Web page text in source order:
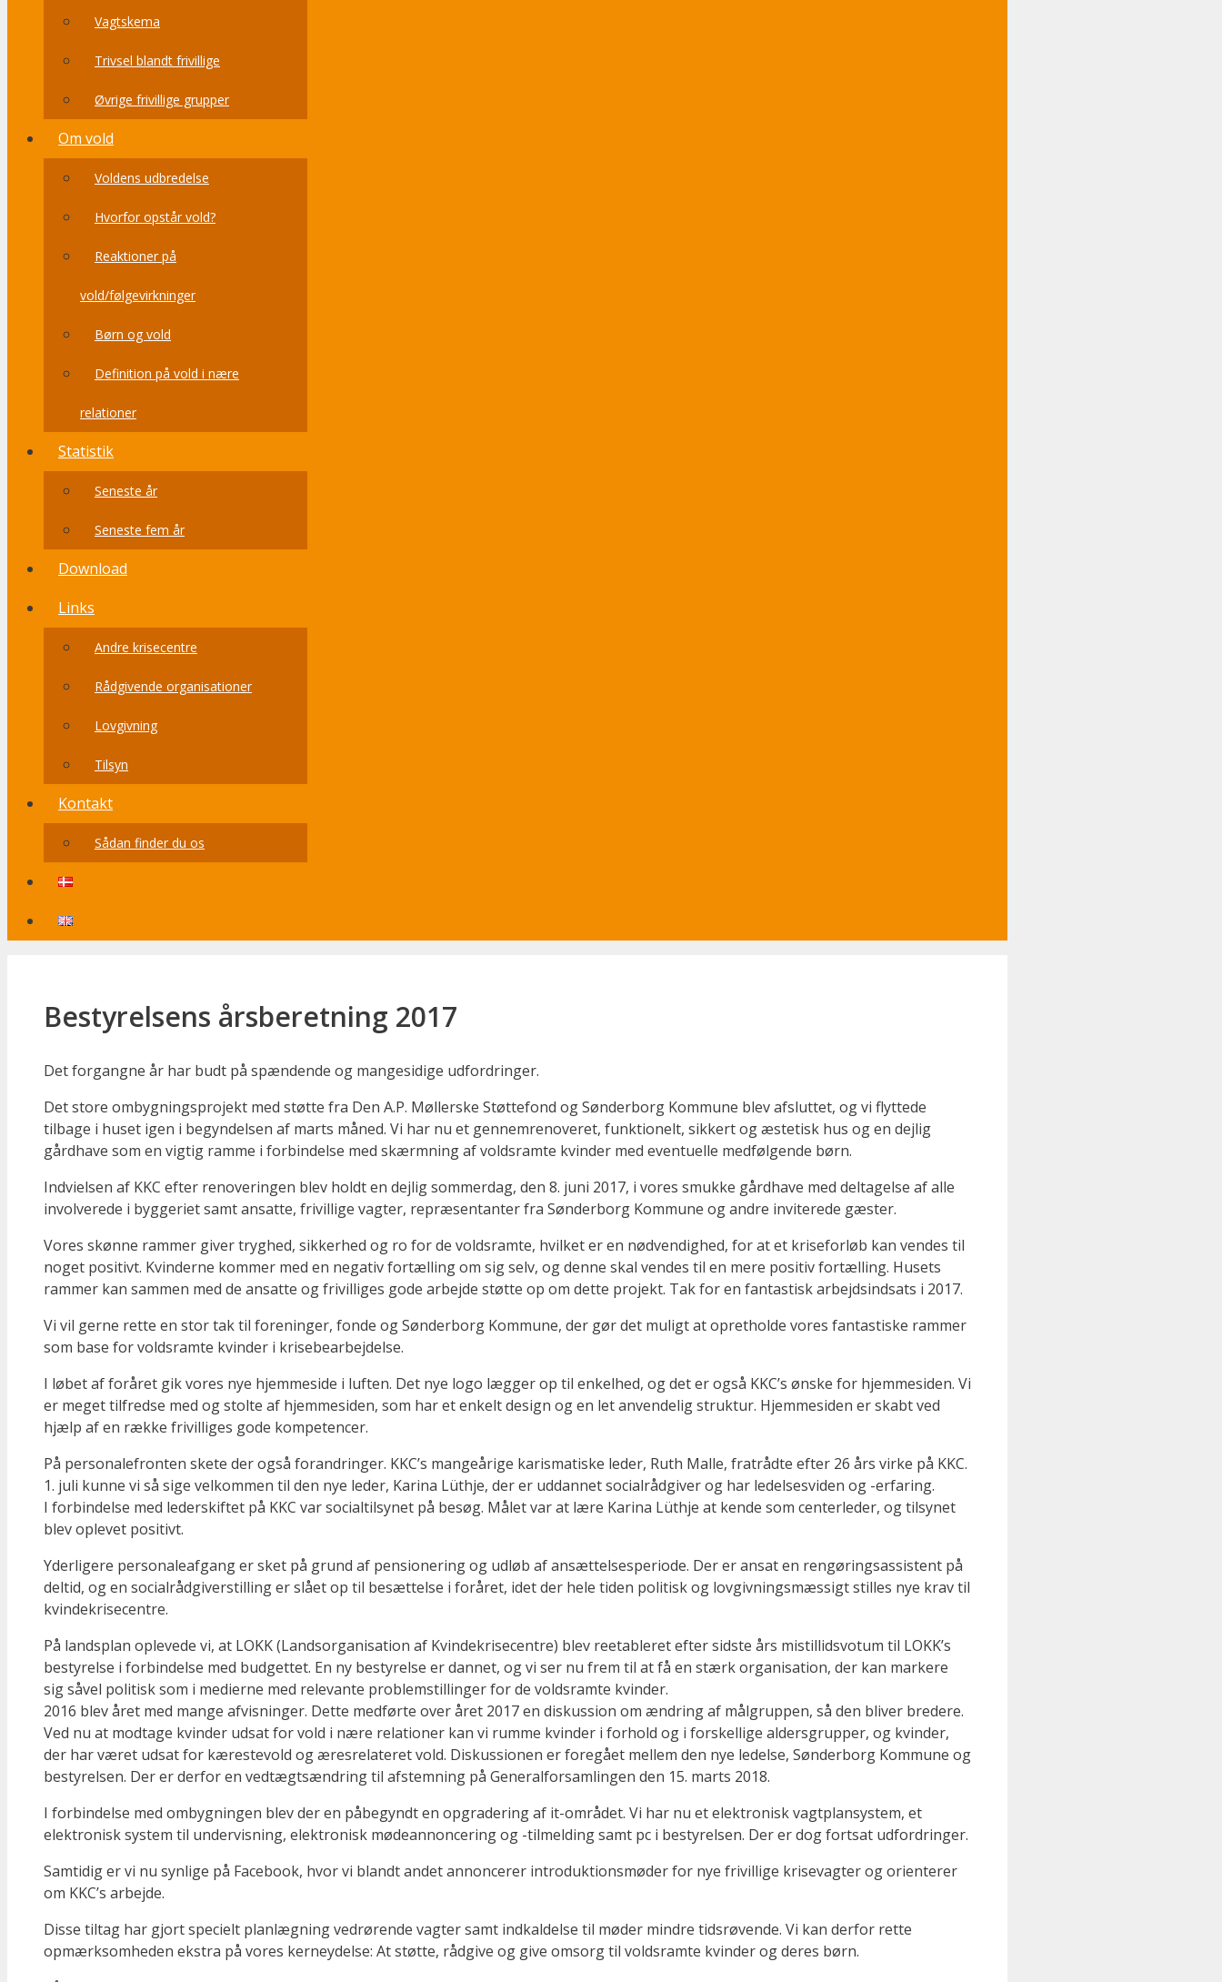
Vagtskema
Trivsel blandt frivillige
Øvrige frivillige grupper
Om vold
Voldens udbredelse
Hvorfor opstår vold?
Reaktioner på
vold/følgevirkninger
Børn og vold
Definition på vold i nære
relationer
Statistik
Seneste år
Seneste fem år
Download
Links
Andre krisecentre
Rådgivende organisationer
Lovgivning
Tilsyn
Kontakt
Sådan finder du os
Bestyrelsens årsberetning 2017
Det forgangne år har budt på spændende og mangesidige udfordringer.
Det store ombygningsprojekt med støtte fra Den A.P. Møllerske Støtte­fond og Sønderborg Kommune blev afsluttet, og vi flyttede
tilbage i huset igen i begyndelsen af marts måned. Vi har nu et gennemrenoveret, funktionelt, sikkert og æstetisk hus og en dejlig
gårdhave som en vigtig ramme i forbindelse med skærmning af voldsramte kvinder med eventuelle medfølgende børn.
Indvielsen af KKC efter renove­ringen blev holdt en dejlig sommerdag, den 8. juni 2017, i vores smukke gårdhave med deltagelse af alle
involverede i byggeriet samt ansatte, frivillige vagter, repræsentanter fra Sønderborg Kommune og andre inviterede gæster.
Vores skønne rammer giver tryghed, sikkerhed og ro for de voldsramte, hvilket er en nødvendighed, for at et kriseforløb kan vendes til
noget positivt. Kvinderne kommer med en negativ fortælling om sig selv, og denne skal vendes til en mere positiv fortælling. Husets
rammer kan sammen med de ansatte og frivilliges gode arbejde støtte op om dette projekt. Tak for en fantastisk arbejdsindsats i 2017.
Vi vil gerne rette en stor tak til foreninger, fonde og Sønderborg Kommune, der gør det muligt at opretholde vores fantastiske rammer
som base for voldsramte kvinder i krisebearbejdelse.
I løbet af foråret gik vores nye hjemmeside i luften. Det nye logo lægger op til enkelhed, og det er også KKC’s ønske for hjemmesiden. Vi
er meget tilfredse med og stolte af hjemmesiden, som har et enkelt design og en let anvendelig struktur. Hjemmesiden er skabt ved
hjælp af en række frivilliges gode kompe­tencer.
På personalefronten skete der også forandringer. KKC’s mangeårige karismatiske leder, Ruth Malle, fratrådte efter 26 års virke på KKC.
1. juli kunne vi så sige velkommen til den nye leder, Karina Lüthje, der er uddannet socialråd­giver og har ledelsesviden og -erfaring.
I forbindelse med lederskiftet på KKC var socialtilsynet på besøg. Målet var at lære Karina Lüthje at kende som centerleder, og tilsynet
blev oplevet positivt.
Yderligere personaleafgang er sket på grund af pensionering og udløb af ansættelsesperiode. Der er ansat en rengøringsassistent på
deltid, og en socialrådgiverstilling er slået op til besættelse i foråret, idet der hele tiden politisk og lovgivningsmæssigt stilles nye krav til
kvindekrisecentre.
På landsplan oplevede vi, at LOKK (Landsorganisation af Kvindekrisecentre) blev reetableret efter sidste års mistillidsvotum til LOKK’s
bestyrelse i forbindelse med budgettet. En ny bestyrelse er dannet, og vi ser nu frem til at få en stærk organisation, der kan markere
sig såvel politisk som i medierne med relevante problemstillinger for de voldsramte kvinder.
2016 blev året med mange afvisninger. Dette medførte over året 2017 en diskussion om ændring af målgruppen, så den bliver bredere.
Ved nu at modtage kvinder udsat for vold i nære relationer kan vi rumme kvinder i forhold og i forskellige aldersgrupper, og kvinder,
der har været udsat for kærestevold og æresrelateret vold. Diskussionen er foregået mellem den nye ledelse, Sønderborg Kommune og
bestyrelsen. Der er derfor en vedtægtsændring til afstemning på Generalforsamlingen den 15. marts 2018.
I forbindelse med ombygningen blev der en påbegyndt en opgradering af it-området. Vi har nu et elektronisk vagtplansystem, et
elektronisk system til undervisning, elektronisk mødeannoncering og -tilmelding samt pc i bestyrelsen. Der er dog fortsat udfordringer.
Samtidig er vi nu synlige på ­Facebook, hvor vi blandt andet annoncerer introduktionsmøder for nye frivillige krisevagter og orienterer
om KKC’s arbejde.
Disse tiltag har gjort specielt planlægning vedrørende vagter samt indkaldelse til møder mindre tidsrøvende. Vi kan derfor rette
opmærksomheden ekstra på vores kerneydelse: At støtte, rådgive og give omsorg til voldsramte kvinder og deres børn.